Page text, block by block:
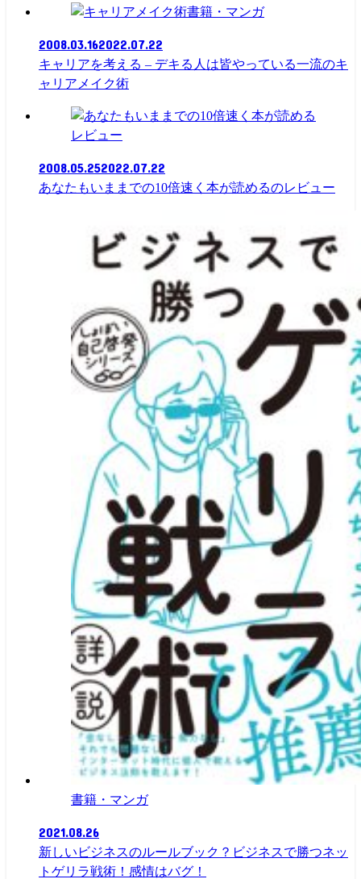
書籍・マンガ
2008.03.162022.07.22
キャリアを考える – デキる人は皆やっている一流のキ
ャリアメイク術
レビュー
2008.05.252022.07.22
あなたもいままでの10倍速く本が読めるのレビュー
書籍・マンガ
2021.08.26
新しいビジネスのルールブック？ビジネスで勝つネッ
トゲリラ戦術！感情はバグ！